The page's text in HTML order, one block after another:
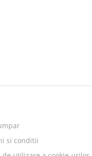
si conditii